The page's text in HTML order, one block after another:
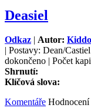
Deasiel
Odkaz | Autor:
| Postavy: Dean/
dokončeno | Počet
Shrnutí:
Klíčová slova:
Komentáře